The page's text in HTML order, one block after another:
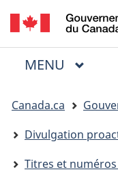
Menu
MENU
êtes
ici
Canada.ca
Divulgation
Titres et